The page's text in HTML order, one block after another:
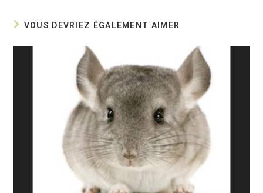
VOUS DEVRIEZ ÉGALEMENT AIMER